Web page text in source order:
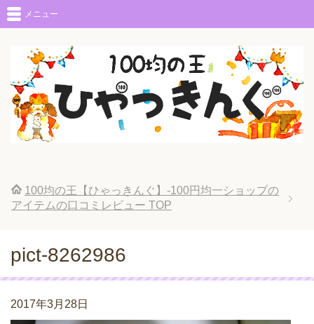
メニュー
100均の王【ひゃっきんぐ】-100円均一ショップの
アイテムの口コミレビュー TOP
pict-8262986
2017年3月28日